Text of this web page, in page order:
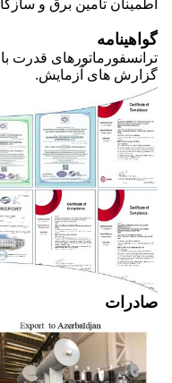
اطمینان تامین برق و
گواهینامه
گزارش های آزمایش.
صادرات